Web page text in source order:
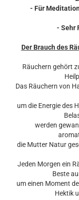
- Für
- Sehr
Der Brauch des
Räuchern gehört
Das Räuchern von
um die Energie des
werden
die Mutter Natur
Jeden Morgen ein
Beste
um einen Moment
Hektik